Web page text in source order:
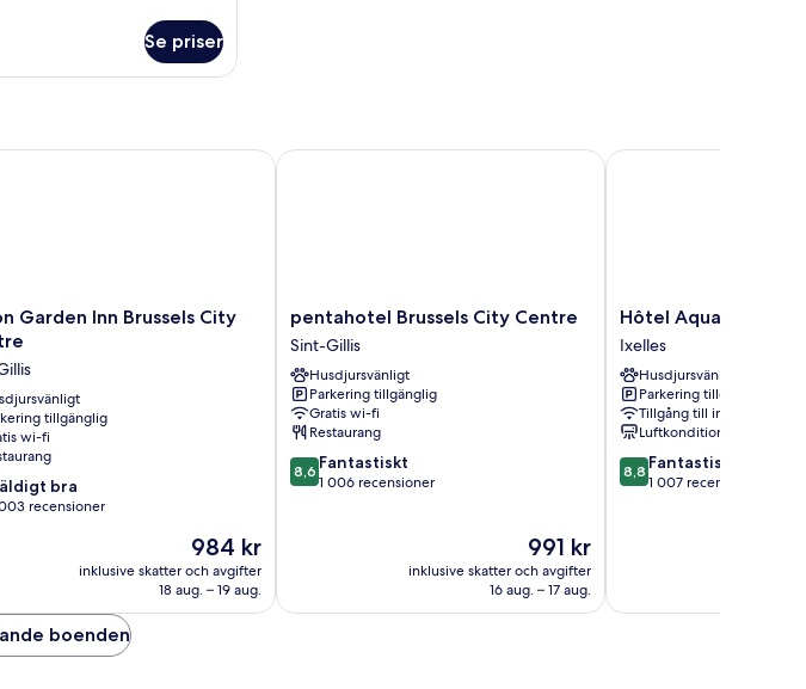
Se priser
Garden Inn Brussels City
tillgänglig
wi-fi
bra
recensioner
Priset
är
984 kr
984 kr
inklusive skatter och avgifter
18 aug. – 19 aug.
Inn Brussels City Centre
pentahotel
Brussels
City
Centre
Sint-
Gillis
pentahotel Brussels City Centre
Sint-Gillis
Husdjursvänligt
Parkering tillgänglig
Gratis wi-fi
Restaurang
8.6
av
8,6 Fantastiskt
1 006 recensioner
Priset
är
991 kr
991 kr
inklusive skatter och avgifter
16 aug. – 17 aug.
pentahotel Brussels City Centre
Hôtel
Aqua
by
HappyCulture
Ixelles
Hôtel Aqua by
Ixelles
Husdjursvänligt
Parkering tillgänglig
Tillgång till internet
Luftkonditionering
8.8
av
8,8 Fantastiskt
1 007 recensioner
Hôtel Aqua by
boenden